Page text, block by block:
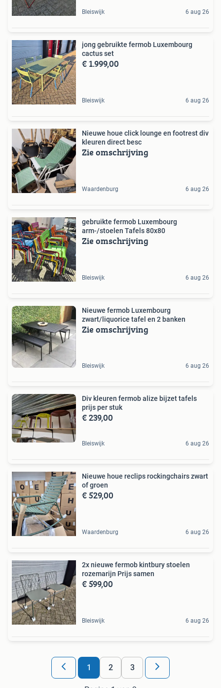
Bleiswijk 6 aug 26
jong gebruikte fermob Luxembourg
cactus set
€ 1.999,00
Bleiswijk 6 aug 26
Nieuwe houe click lounge en footrest div
kleuren direct besc
Zie omschrijving
Waardenburg 6 aug 26
gebruikte fermob Luxembourg
arm-/stoelen Tafels 80x80
Zie omschrijving
Bleiswijk 6 aug 26
Nieuwe fermob Luxembourg
zwart/liquorice tafel en 2 banken
Zie omschrijving
Bleiswijk 6 aug 26
Div kleuren fermob alize bijzet tafels
prijs per stuk
€ 239,00
Bleiswijk 6 aug 26
Nieuwe houe reclips rockingchairs zwart
of groen
€ 529,00
Waardenburg 6 aug 26
2x nieuwe fermob kintbury stoelen
rozemarijn Prijs samen
€ 599,00
Bleiswijk 6 aug 26
1 2 3